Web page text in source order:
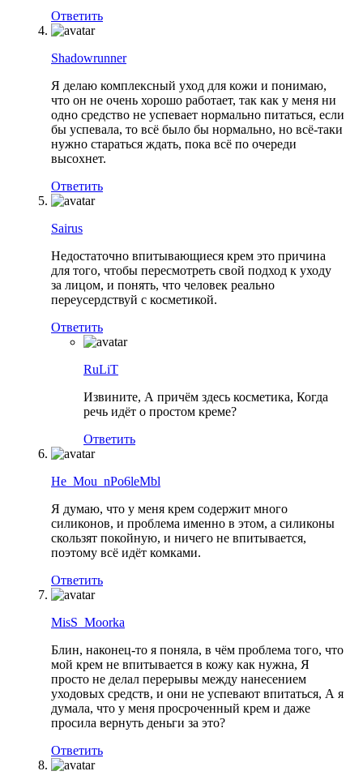
Ответить
Shadowrunner
Я делаю комплексный уход для кожи и понимаю,
что он не очень хорошо работает, так как у меня ни
одно средство не успевает нормально питаться, если
бы успевала, то всё было бы нормально, но всё-таки
нужно стараться ждать, пока всё по очереди
высохнет.
Ответить
Sairus
Недостаточно впитывающиеся крем это причина
для того, чтобы пересмотреть свой подход к уходу
за лицом, и понять, что человек реально
переусердствуй с косметикой.
Ответить
RuLiT
Извините, А причём здесь косметика, Когда
речь идёт о простом креме?
Ответить
He_Mou_nPo6leMbl
Я думаю, что у меня крем содержит много
силиконов, и проблема именно в этом, а силиконы
скользят покойную, и ничего не впитывается,
поэтому всё идёт комками.
Ответить
MisS_Moorka
Блин, наконец-то я поняла, в чём проблема того, что
мой крем не впитывается в кожу как нужна, Я
просто не делал перерывы между нанесением
уходовых средств, и они не успевают впитаться, А я
думала, что у меня просроченный крем и даже
просила вернуть деньги за это?
Ответить